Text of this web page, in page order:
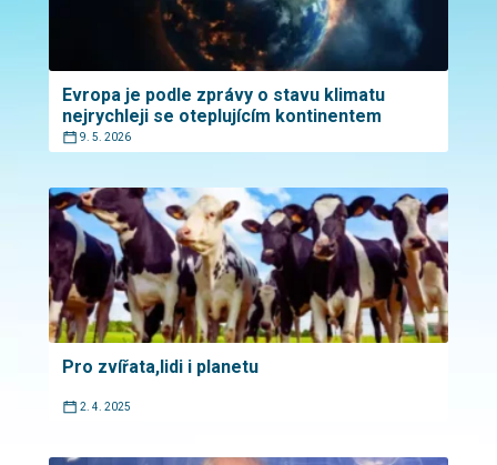
Evropa je podle zprávy o stavu klimatu
nejrychleji se oteplujícím kontinentem
9. 5. 2026
Pro zvířata,lidi i planetu
2. 4. 2025